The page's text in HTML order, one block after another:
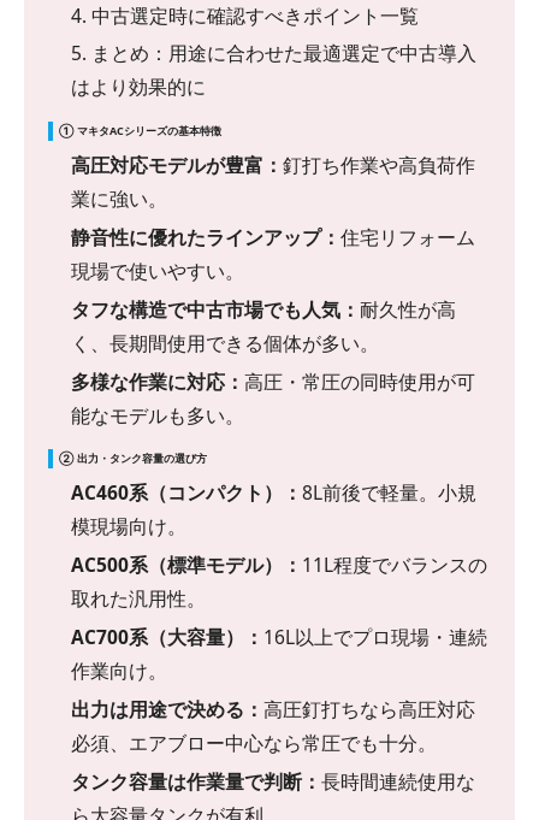
4. 中古選定時に確認すべきポイント一覧
5. まとめ：用途に合わせた最適選定で中古導入
はより効果的に
① マキタACシリーズの基本特徴
高圧対応モデルが豊富： 釘打ち作業や高負荷作
業に強い。
静音性に優れたラインアップ： 住宅リフォーム
現場で使いやすい。
タフな構造で中古市場でも人気： 耐久性が高
く、長期間使用できる個体が多い。
多様な作業に対応： 高圧・常圧の同時使用が可
能なモデルも多い。
② 出力・タンク容量の選び方
AC460系（コンパクト）： 8L前後で軽量。小規
模現場向け。
AC500系（標準モデル）： 11L程度でバランスの
取れた汎用性。
AC700系（大容量）： 16L以上でプロ現場・連続
作業向け。
出力は用途で決める： 高圧釘打ちなら高圧対応
必須、エアブロー中心なら常圧でも十分。
タンク容量は作業量で判断： 長時間連続使用な